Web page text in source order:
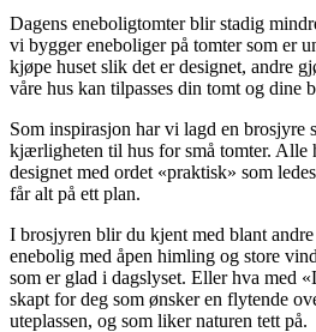
Dagens eneboligtomter blir stadig
vi bygger eneboliger på tomter som er
kjøpe huset slik det er designet, andre
våre hus kan tilpasses din tomt og dine
Som inspirasjon har vi lagd en brosjyre
kjærligheten til hus for små tomter. Alle
designet med ordet «praktisk» som
får alt på ett plan.
I brosjyren blir du kjent med blant
enebolig med åpen himling og store
som er glad i dagslyset. Eller hva med
skapt for deg som ønsker en flytende
uteplassen, og som liker naturen tett på.